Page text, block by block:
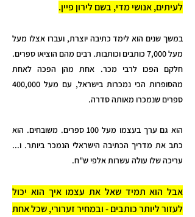
לעיתים, אנושי מדי, בשם לירון פיין.
במשך שנים הוא לימד כתיבה יוצרת, ועברו אצלו מעל
מעל 7,000 כותבים וכותבות. רבים מהם הוציאו ספרים.
חלקם הפכו לרבי מכר. אחת מהן הפכה לאחת
מהסופרות הכי נמכרות בישראל, עם מעל 400,000
ספרים שנמכרו מאותה סדרה.
הוא גם ערך בעצמו מעל 100 ספרים. משובחים. הוא
כתב את מדריך הכתיבה הישראלי הנמכר ביותר. ​ו...
עריכה שלו עולה עשרות אלפי ש"ח.
אבל הוא תמיד שאל את עצמו איך הוא יכול
לעזור ליותר כותבים - ובמחיר זערורי, שכל אחת